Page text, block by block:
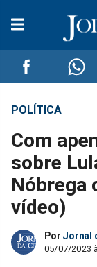
Compartilhar
no
Facebook
no
POLÍTICA
Com
sobre
Nóbrega
vídeo)
Por Jornal
05/07/2023